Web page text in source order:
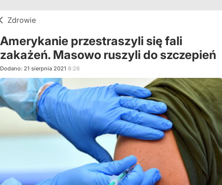
Zdrowie
Amerykanie przestraszyli się fali
zakażeń. Masowo ruszyli do szczepień
Dodano: 21 sierpnia 2021 8:26